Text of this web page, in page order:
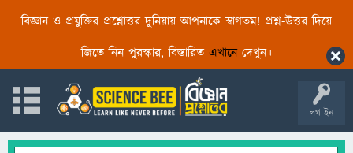
বিজ্ঞান ও প্রযুক্তির প্রশ্নোত্তর দুনিয়ায় আপনাকে স্বাগতম! প্রশ্ন-উত্তর দিয়ে
জিতে নিন পুরস্কার, বিস্তারিত এখানেদেখুন।
লগ ইন